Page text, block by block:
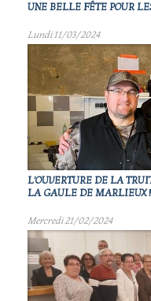
UNE BELLE FÊTE POUR
Lundi 11/03/2024
L'OUVERTURE DE LA
LA GAULE DE MARLIEUX !
Mercredi 21/02/2024